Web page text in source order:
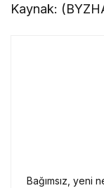
Kaynak:
Bağımsız, yeni